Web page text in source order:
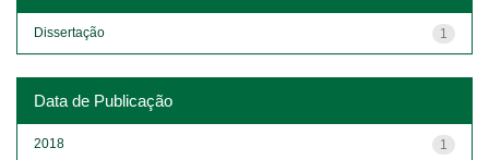
1
Dissertação
Data de Publicação
1
2018